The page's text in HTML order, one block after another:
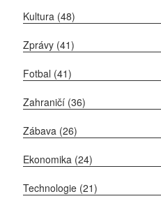
Kultura (48)
Zprávy (41)
Fotbal (41)
Zahraničí (36)
Zábava (26)
Ekonomika (24)
Technologie (21)